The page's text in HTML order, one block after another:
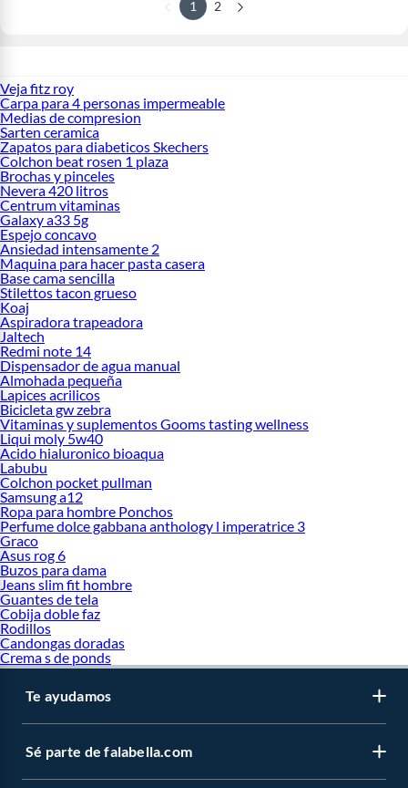
1 2
Veja fitz roy
Carpa para 4 personas impermeable
Medias de compresion
Sarten ceramica
Zapatos para diabeticos Skechers
Colchon beat rosen 1 plaza
Brochas y pinceles
Nevera 420 litros
Centrum vitaminas
Galaxy a33 5g
Espejo concavo
Ansiedad intensamente 2
Maquina para hacer pasta casera
Base cama sencilla
Stilettos tacon grueso
Koaj
Aspiradora trapeadora
Jaltech
Redmi note 14
Dispensador de agua manual
Almohada pequeña
Lapices acrilicos
Bicicleta gw zebra
Vitaminas y suplementos Gooms tasting wellness
Liqui moly 5w40
Acido hialuronico bioaqua
Labubu
Colchon pocket pullman
Samsung a12
Ropa para hombre Ponchos
Perfume dolce gabbana anthology l imperatrice 3
Graco
Asus rog 6
Buzos para dama
Jeans slim fit hombre
Guantes de tela
Cobija doble faz
Rodillos
Candongas doradas
Crema s de ponds
Te ayudamos
Sé parte de falabella.com